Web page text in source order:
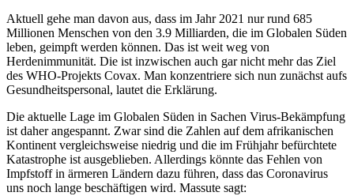
Aktuell gehe man davon aus, dass im Jahr 2021 nur rund 685
Millionen Menschen von den 3.9 Milliarden, die im Globalen Süden
leben, geimpft werden können. Das ist weit weg von
Herdenimmunität. Die ist inzwischen auch gar nicht mehr das Ziel
des WHO-Projekts Covax. Man konzentriere sich nun zunächst aufs
Gesundheitspersonal, lautet die Erklärung.
Die aktuelle Lage im Globalen Süden in Sachen Virus-Bekämpfung
ist daher angespannt. Zwar sind die Zahlen auf dem afrikanischen
Kontinent vergleichsweise niedrig und die im Frühjahr befürchtete
Katastrophe ist ausgeblieben. Allerdings könnte das Fehlen von
Impfstoff in ärmeren Ländern dazu führen, dass das Coronavirus
uns noch lange beschäftigen wird. Massute sagt: